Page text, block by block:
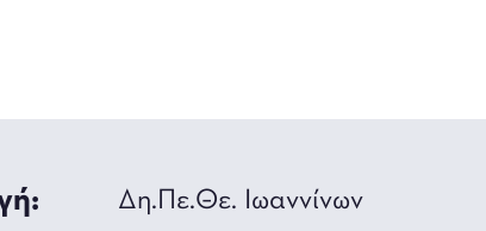
Δη.Πε.Θε. Ιωαννίνων